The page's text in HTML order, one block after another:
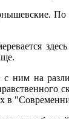
ним на
в